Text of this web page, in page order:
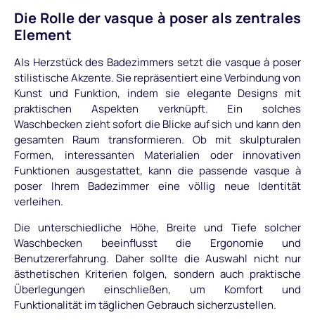
Die Rolle der vasque à poser als zentrales
Element
Als Herzstück des Badezimmers setzt die vasque à poser
stilistische Akzente. Sie repräsentiert eine Verbindung von
Kunst und Funktion, indem sie elegante Designs mit
praktischen Aspekten verknüpft. Ein solches
Waschbecken zieht sofort die Blicke auf sich und kann den
gesamten Raum transformieren. Ob mit skulpturalen
Formen, interessanten Materialien oder innovativen
Funktionen ausgestattet, kann die passende vasque à
poser Ihrem Badezimmer eine völlig neue Identität
verleihen.
Die unterschiedliche Höhe, Breite und Tiefe solcher
Waschbecken beeinflusst die Ergonomie und
Benutzererfahrung. Daher sollte die Auswahl nicht nur
ästhetischen Kriterien folgen, sondern auch praktische
Überlegungen einschließen, um Komfort und
Funktionalität im täglichen Gebrauch sicherzustellen.